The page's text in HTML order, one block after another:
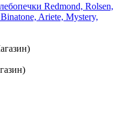
Redmond, Rolsen,
Ariete, Mystery,